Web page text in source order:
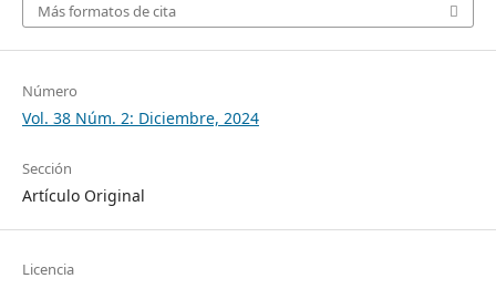
Más formatos de cita
Número
Vol. 38 Núm. 2: Diciembre, 2024
Sección
Artículo Original
Licencia